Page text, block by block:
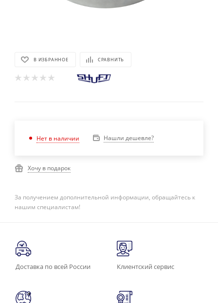
В ИЗБРАННОЕ СРАВНИТЬ
Нет в наличии Нашли дешевле?
Хочу в подарок
За получением дополнительной информации, обращайтесь к
нашим специалистам!
Доставка по всей России Клиентский сервис